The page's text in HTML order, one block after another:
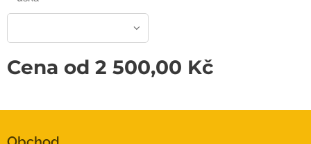
Cena od 2 500,00 Kč